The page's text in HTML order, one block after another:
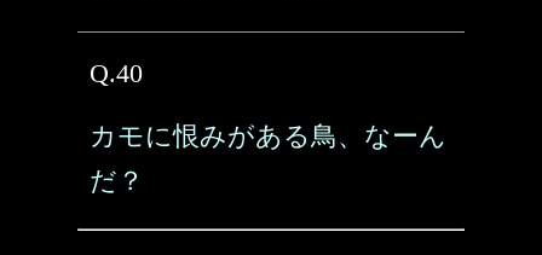
Q.40
カモに恨みがある鳥、なーん
だ？